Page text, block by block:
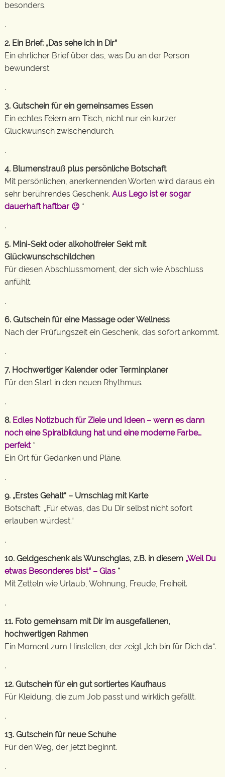
besonders.
.
2. Ein Brief: „Das sehe ich in Dir“
Ein ehrlicher Brief über das, was Du an der Person
bewunderst.
.
3. Gutschein für ein gemeinsames Essen
Ein echtes Feiern am Tisch, nicht nur ein kurzer
Glückwunsch zwischendurch.
.
4. Blumenstrauß plus persönliche Botschaft
Mit persönlichen, anerkennenden Worten wird daraus ein
sehr berührendes Geschenk. Aus Lego ist er sogar
dauerhaft haftbar 😉 *
.
5. Mini-Sekt oder alkoholfreier Sekt mit
Glückwunschschildchen
Für diesen Abschlussmoment, der sich wie Abschluss
anfühlt.
.
6. Gutschein für eine Massage oder Wellness
Nach der Prüfungszeit ein Geschenk, das sofort ankommt.
.
7. Hochwertiger Kalender oder Terminplaner
Für den Start in den neuen Rhythmus.
.
8. Edles Notizbuch für Ziele und Ideen – wenn es dann
noch eine Spiralbildung hat und eine moderne Farbe…
perfekt *
Ein Ort für Gedanken und Pläne.
.
9. „Erstes Gehalt“ – Umschlag mit Karte
Botschaft: „Für etwas, das Du Dir selbst nicht sofort
erlauben würdest.“
.
10. Geldgeschenk als Wunschglas, z.B. in diesem „Weil Du
etwas Besonderes bist“ – Glas *
Mit Zetteln wie Urlaub, Wohnung, Freude, Freiheit.
.
11. Foto gemeinsam mit Dir im ausgefallenen,
hochwertigen Rahmen
Ein Moment zum Hinstellen, der zeigt „Ich bin für Dich da“.
.
12. Gutschein für ein gut sortiertes Kaufhaus
Für Kleidung, die zum Job passt und wirklich gefällt.
.
13. Gutschein für neue Schuhe
Für den Weg, der jetzt beginnt.
.